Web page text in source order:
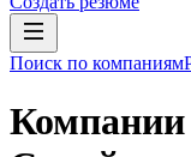
Поиск по компаниям
Компании